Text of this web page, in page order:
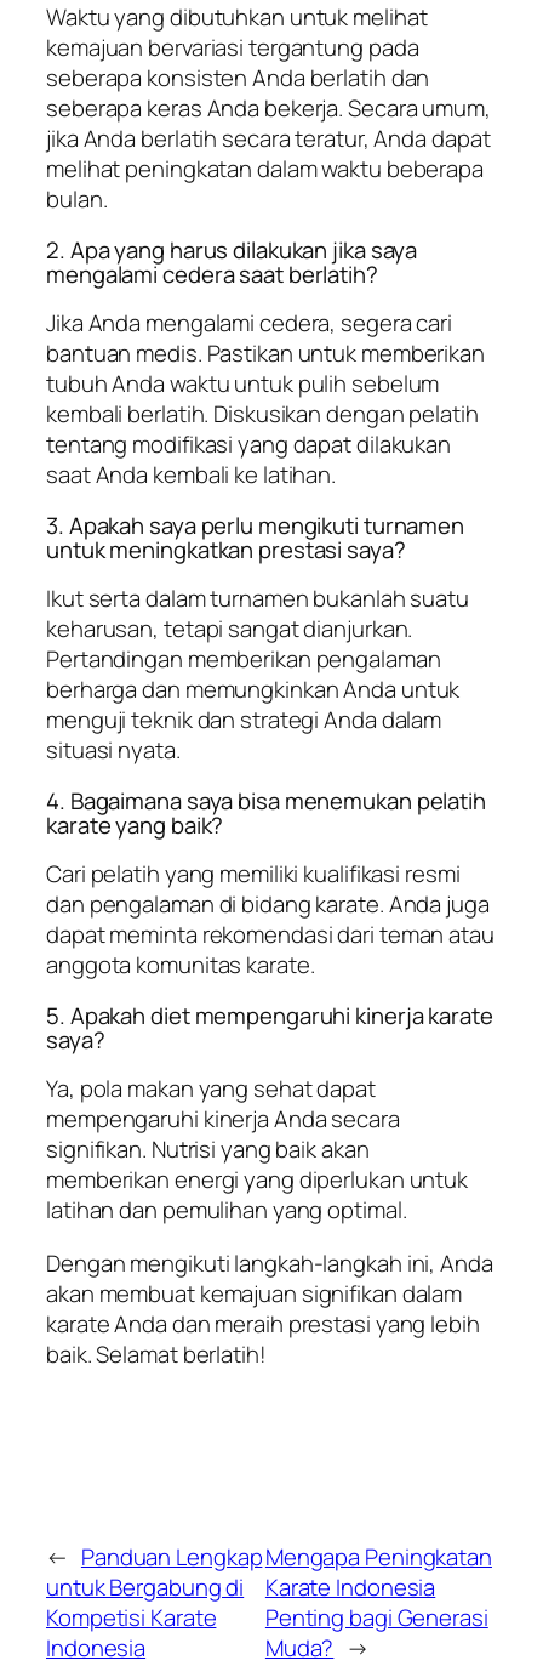
Waktu yang dibutuhkan untuk melihat
kemajuan bervariasi tergantung pada
seberapa konsisten Anda berlatih dan
seberapa keras Anda bekerja. Secara umum,
jika Anda berlatih secara teratur, Anda dapat
melihat peningkatan dalam waktu beberapa
bulan.
2. Apa yang harus dilakukan jika saya
mengalami cedera saat berlatih?
Jika Anda mengalami cedera, segera cari
bantuan medis. Pastikan untuk memberikan
tubuh Anda waktu untuk pulih sebelum
kembali berlatih. Diskusikan dengan pelatih
tentang modifikasi yang dapat dilakukan
saat Anda kembali ke latihan.
3. Apakah saya perlu mengikuti turnamen
untuk meningkatkan prestasi saya?
Ikut serta dalam turnamen bukanlah suatu
keharusan, tetapi sangat dianjurkan.
Pertandingan memberikan pengalaman
berharga dan memungkinkan Anda untuk
menguji teknik dan strategi Anda dalam
situasi nyata.
4. Bagaimana saya bisa menemukan pelatih
karate yang baik?
Cari pelatih yang memiliki kualifikasi resmi
dan pengalaman di bidang karate. Anda juga
dapat meminta rekomendasi dari teman atau
anggota komunitas karate.
5. Apakah diet mempengaruhi kinerja karate
saya?
Ya, pola makan yang sehat dapat
mempengaruhi kinerja Anda secara
signifikan. Nutrisi yang baik akan
memberikan energi yang diperlukan untuk
latihan dan pemulihan yang optimal.
Dengan mengikuti langkah-langkah ini, Anda
akan membuat kemajuan signifikan dalam
karate Anda dan meraih prestasi yang lebih
baik. Selamat berlatih!
← Panduan Lengkap
untuk Bergabung di
Kompetisi Karate
Indonesia
Mengapa Peningkatan
Karate Indonesia
Penting bagi Generasi
Muda? →